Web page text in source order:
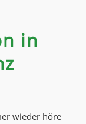
in
wieder höre